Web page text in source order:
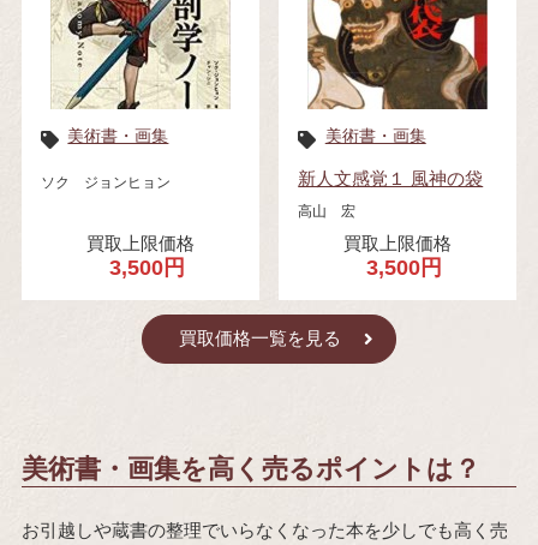
美術書・画集
ソク ジョンヒョン
買取上限価格
3,500円
美術書・画集
新人文感覚１ 風神の袋
高山 宏
買取上限価格
3,500円
買取価格一覧を見る
美術書・画集を高く売るポイントは？
お引越しや蔵書の整理でいらなくなった本を少しでも高く売